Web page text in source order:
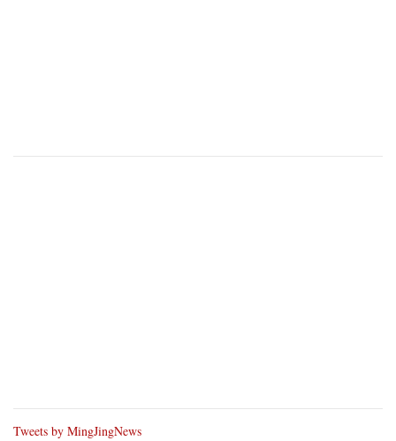
Tweets by MingJingNews